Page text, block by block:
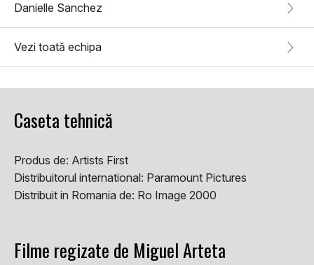
Danielle Sanchez
Vezi toată echipa
Caseta tehnică
Produs de: Artists First
Distribuitorul international: Paramount Pictures
Distribuit in Romania de: Ro Image 2000
Filme regizate de Miguel Arteta